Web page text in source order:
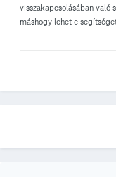
visszakapcsolásában való
máshogy lehet e